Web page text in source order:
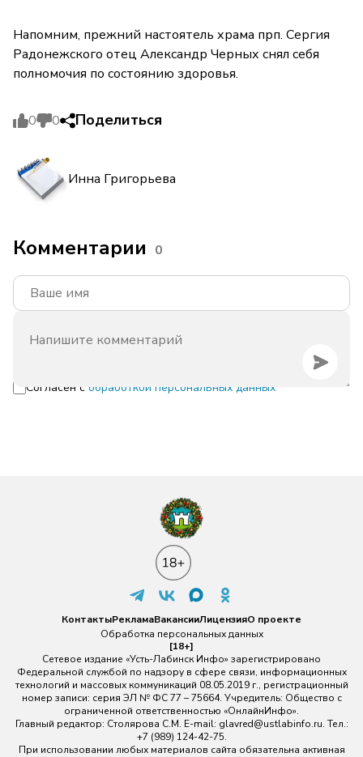
Напомним, прежний настоятель храма прп. Сергия
Радонежского отец Александр Черных снял себя
полномочия по состоянию здоровья.
0 0 Поделиться
Инна Григорьева
Комментарии 0
Согласен с обработкой персональных данных
КонтактыРекламаВакансииЛицензияО проекте
Обработка персональных данных
[18+]
Сетевое издание «Усть-Лабинск Инфо» зарегистрировано
Федеральной службой по надзору в сфере связи, информационных
технологий и массовых коммуникаций 08.05.2019 г., регистрационный
номер записи: серия ЭЛ № ФС 77 – 75664. Учредитель: Общество с
ограниченной ответственностью «ОнлайнИнфо».
Главный редактор: Столярова С.М. E-mail: glavred@ustlabinfo.ru. Тел.:
+7 (989) 124-42-75.
При использовании любых материалов сайта обязательна активная